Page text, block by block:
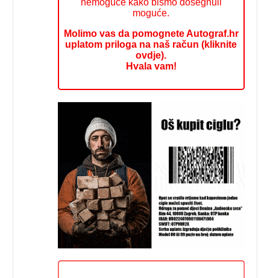
moguće.
Molimo vas da pomognete Autograf.hr
uplatom priloga na naš račun (kliknite
ovdje).
Hvala vam!